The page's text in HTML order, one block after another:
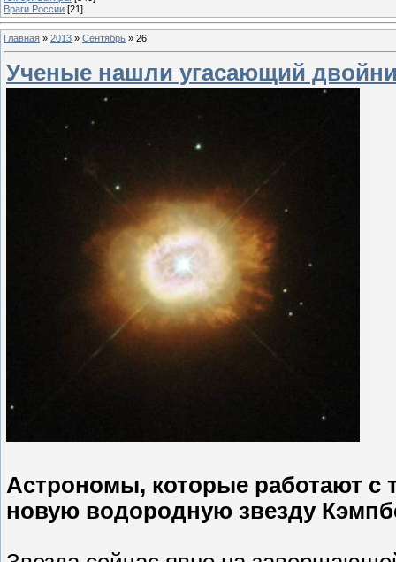
Враги России [21]
Главная » 2013 » Сентябрь » 26
Ученые нашли угасающий
Астрономы, которые работают с
новую водородную звезду